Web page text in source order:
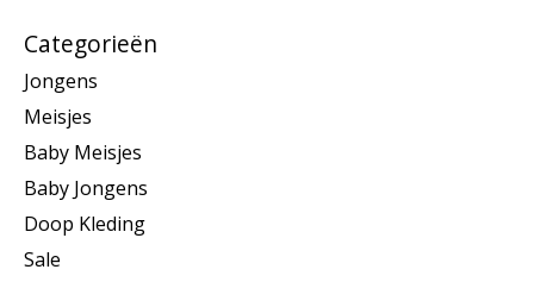
Categorieën
Jongens
Meisjes
Baby Meisjes
Baby Jongens
Doop Kleding
Sale